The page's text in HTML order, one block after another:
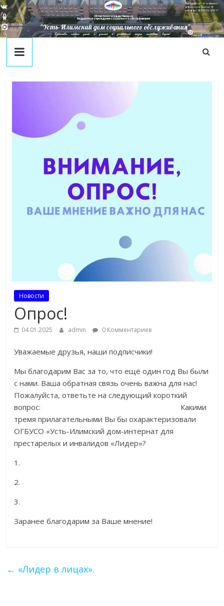
Областное государственное
бюджетное учреждение социального обслуживания
juecj
@mail
"Усть-Илимский дом социального обслуживания"
Наш адрес в г. Усть-Илимск:
ул. Братское Шоссе, 41
тел/факс: 8(395-35) 4-09-77
Единство наших целей и усилий к достойной жизни личности ведет!
Новости
Опрос!
04.01.2025 admin 0 Комментариев
Уважаемые друзья, наши подписчики!
Мы благодарим Вас за то, что ещё один год Вы были
с нами. Ваша обратная связь очень важна для нас!
Пожалуйста, ответьте на следующий короткий
вопрос: Какими
тремя прилагательными Вы бы охарактеризовали
ОГБУСО «Усть-Илимский дом-интернат для
престарелых и инвалидов «Лидер»?
1.
2.
3.
Заранее благодарим за Ваше мнение!
← «Лидер в лицах».